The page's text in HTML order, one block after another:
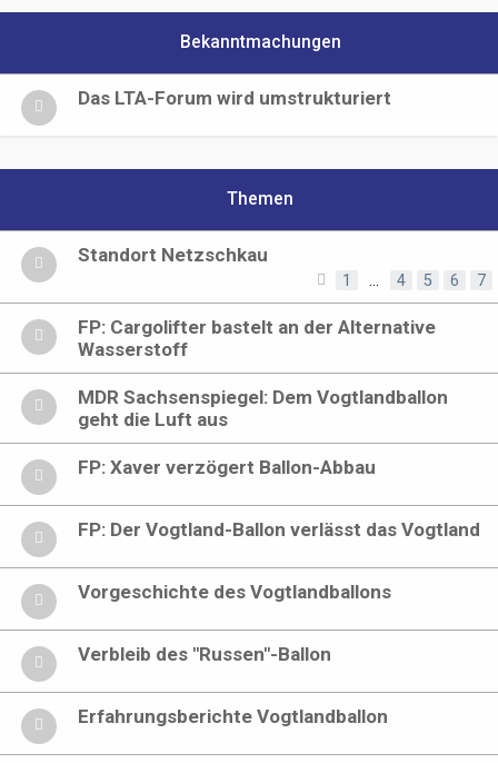
Bekanntmachungen
Das LTA-Forum wird umstrukturiert
Themen
Standort Netzschkau
1 4 5 6 7
FP: Cargolifter bastelt an der Alternative
Wasserstoff
MDR Sachsenspiegel: Dem Vogtlandballon
geht die Luft aus
FP: Xaver verzögert Ballon-Abbau
FP: Der Vogtland-Ballon verlässt das Vogtland
Vorgeschichte des Vogtlandballons
Verbleib des "Russen"-Ballon
Erfahrungsberichte Vogtlandballon